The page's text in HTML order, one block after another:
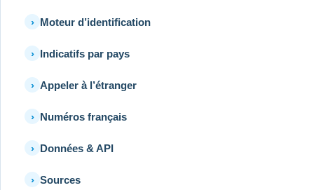
Moteur d’identification
Indicatifs par pays
Appeler à l’étranger
Numéros français
Données & API
Sources